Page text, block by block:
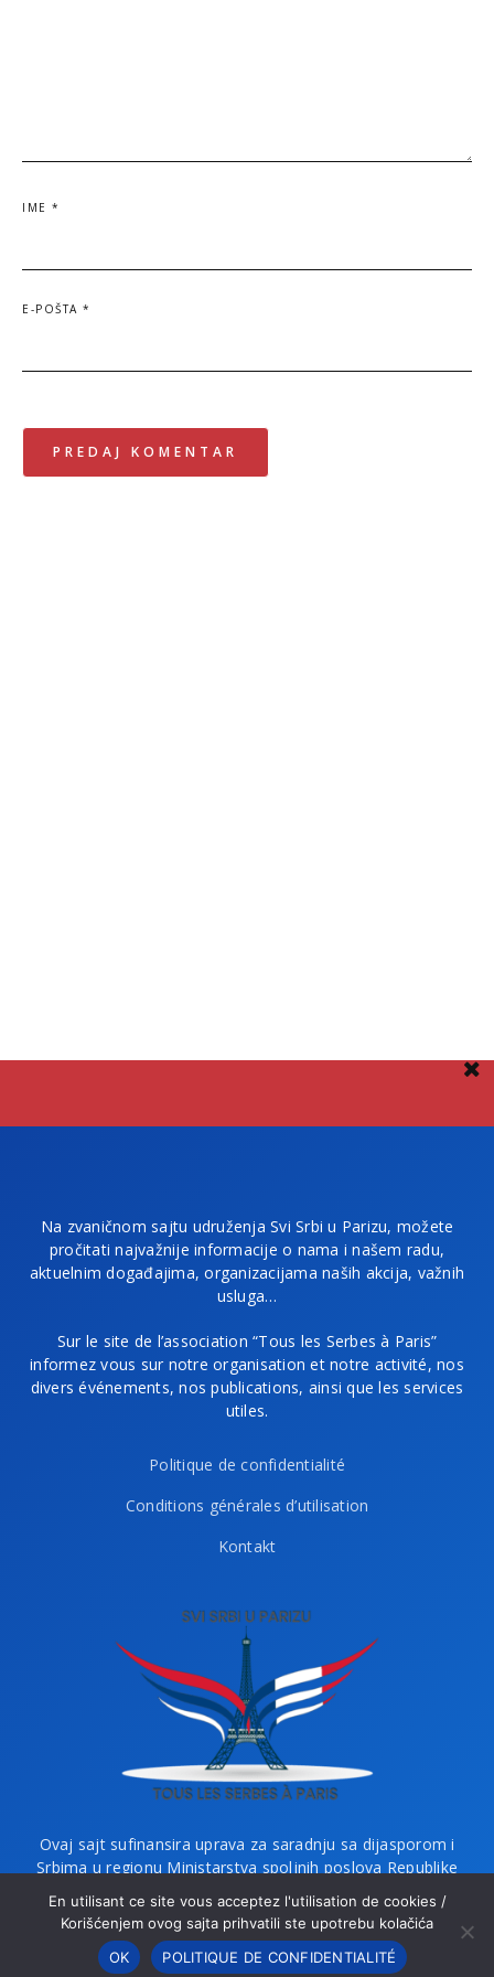
IME *
E-POŠTA *
Na zvaničnom sajtu udruženja Svi Srbi u Parizu, možete
pročitati najvažnije informacije o nama i našem radu,
aktuelnim događajima, organizacijama naših akcija, važnih
usluga…
Sur le site de l’association “Tous les Serbes à Paris”
informez vous sur notre organisation et notre activité, nos
divers événements, nos publications, ainsi que les services
utiles.
Politique de confidentialité
Conditions générales d’utilisation
Kontakt
Ovaj sajt sufinansira uprava za saradnju sa dijasporom i
Srbima u regionu Ministarstva spoljnih poslova Republike
Srbije i Ministarstvo bez portfelja zaduženo za dijasporu.
En utilisant ce site vous acceptez l'utilisation de cookies /
Korišćenjem ovog sajta prihvatili ste upotrebu kolačića
OK
POLITIQUE DE CONFIDENTIALITÉ